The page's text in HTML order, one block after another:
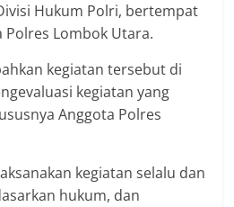
Hukum Polri, bertempat
Polres Lombok Utara.
kegiatan tersebut di
kegiatan yang
Anggota Polres
kegiatan selalu dan
hukum, dan